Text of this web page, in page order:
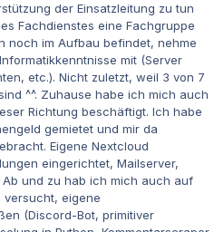
der Einsatzleitung zu tun
Fachdienstes eine Fachgruppe
noch im Aufbau befindet, nehme
mit (Server
etc.). Nicht zuletzt, weil 3 von 7
^^. Zuhause habe ich mich auch
Richtung beschäftigt. Ich habe
gemietet und mir da
Eigene Nextcloud
eingerichtet, Mailserver,
und zu hab ich mich auch auf
versucht, eigene
(Discord-Bot, primitiver